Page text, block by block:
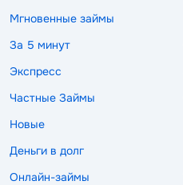
Мгновенные займы
За 5 минут
Экспресс
Частные Займы
Новые
Деньги в долг
Онлайн-займы